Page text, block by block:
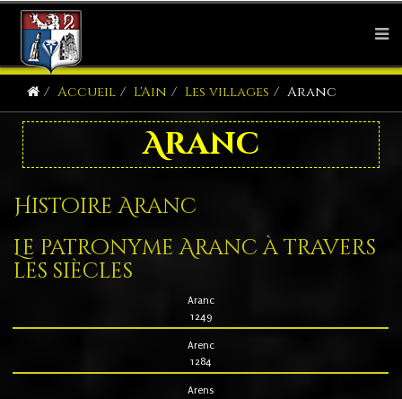
Accueil L'Ain Les villages Aranc
Aranc
Histoire Aranc
Le patronyme Aranc à travers
les siècles
Aranc
1249
Arenc
1284
Arens